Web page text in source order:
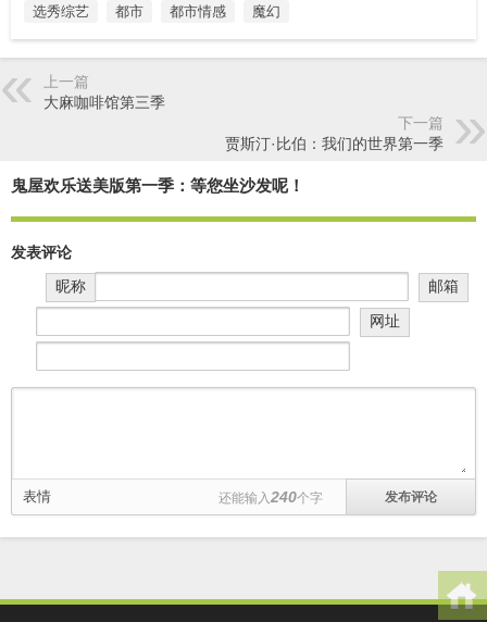
选秀综艺
都市 都市情感 魔幻
上一篇
大麻咖啡馆第三季
下一篇
贾斯汀·比伯：我们的世界第一季
鬼屋欢乐送美版第一季：等您坐沙发呢！
发表评论
昵称
邮箱
网址
表情 还能输入240个字